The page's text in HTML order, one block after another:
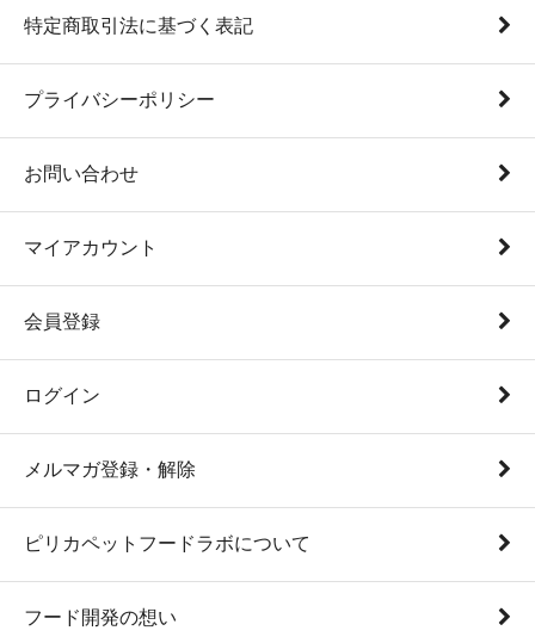
特定商取引法に基づく表記
プライバシーポリシー
お問い合わせ
マイアカウント
会員登録
ログイン
メルマガ登録・解除
ピリカペットフードラボについて
フード開発の想い